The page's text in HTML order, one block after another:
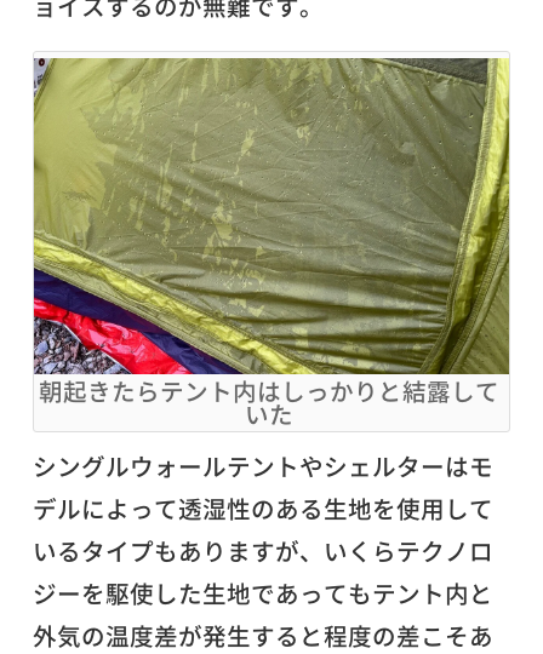
朝起きたらテント内はしっかりと結露して
いた
シングルウォールテントやシェルターはモ
デルによって透湿性のある生地を使用して
いるタイプもありますが、いくらテクノロ
ジーを駆使した生地であってもテント内と
外気の温度差が発生すると程度の差こそあ